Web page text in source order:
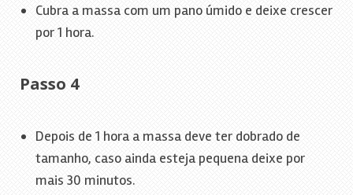
Cubra a massa com um pano úmido e deixe crescer
por 1 hora.
Passo 4
Depois de 1 hora a massa deve ter dobrado de
tamanho, caso ainda esteja pequena deixe por
mais 30 minutos.